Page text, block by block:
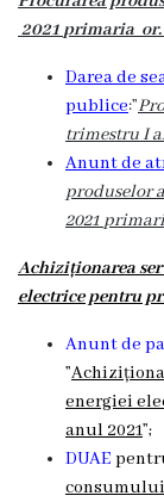
2021 primaria or.
Darea de
publice:”
trimestru I
Anunt de
produselor
2021
Achiziționarea
electrice pentru
Anunt de
”
energiei
anul 2021”;
DUAE